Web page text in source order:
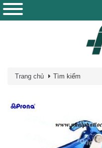
Trang chủ Tìm kiếm